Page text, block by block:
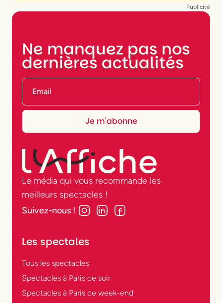
Publicité
Ne manquez pas nos
dernières actualités
Le média qui vous recommande les
meilleurs spectacles !
Suivez-nous !
Les spectales
Tous les spectacles
Spectacles à Paris ce soir
Spectacles à Paris ce week-end